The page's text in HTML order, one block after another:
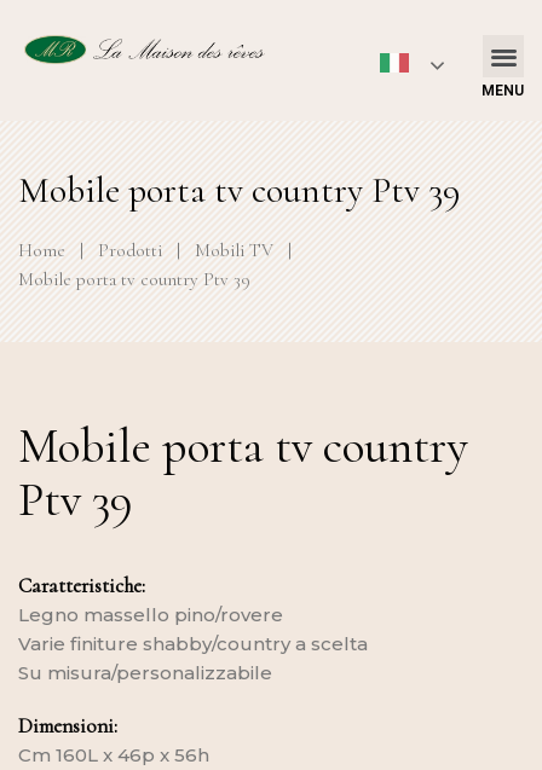
MENU
Mobile porta tv country Ptv 39
Home | Prodotti | Mobili TV
|
Mobile porta tv country Ptv 39
Mobile porta tv country
Ptv 39
Caratteristiche:
Legno massello pino/rovere
Varie finiture shabby/country a scelta
Su misura/personalizzabile
Dimensioni:
Cm 160L x 46p x 56h